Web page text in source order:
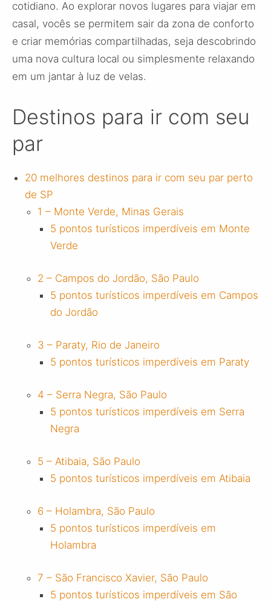
cotidiano. Ao explorar novos lugares para viajar em
casal, vocês se permitem sair da zona de conforto
e criar memórias compartilhadas, seja descobrindo
uma nova cultura local ou simplesmente relaxando
em um jantar à luz de velas.
Destinos para ir com seu
par
20 melhores destinos para ir com seu par perto
de SP
1 – Monte Verde, Minas Gerais
5 pontos turísticos imperdíveis em Monte
Verde
2 – Campos do Jordão, São Paulo
5 pontos turísticos imperdíveis em Campos
do Jordão
3 – Paraty, Rio de Janeiro
5 pontos turísticos imperdíveis em Paraty
4 – Serra Negra, São Paulo
5 pontos turísticos imperdíveis em Serra
Negra
5 – Atibaia, São Paulo
5 pontos turísticos imperdíveis em Atibaia
6 – Holambra, São Paulo
5 pontos turísticos imperdíveis em
Holambra
7 – São Francisco Xavier, São Paulo
5 pontos turísticos imperdíveis em São